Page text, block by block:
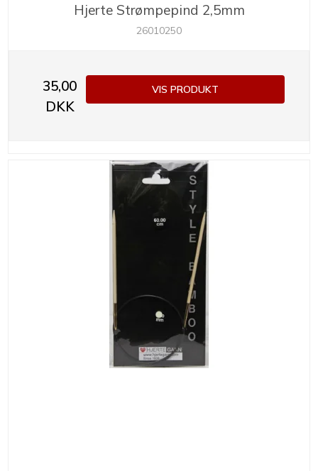
Hjerte Strømpepind 2,5mm
26010250
35,00
DKK
VIS PRODUKT